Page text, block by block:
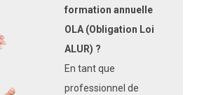
formation annuelle
OLA (Obligation Loi
ALUR) ?
En tant que
professionnel de